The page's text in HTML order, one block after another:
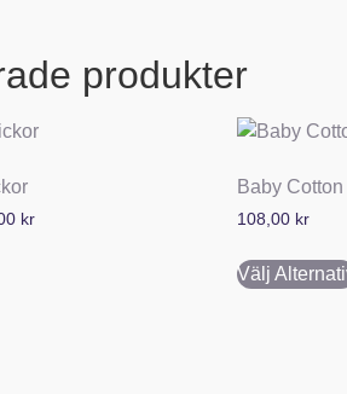
produkter
kr
Baby
108,00 kr
Välj